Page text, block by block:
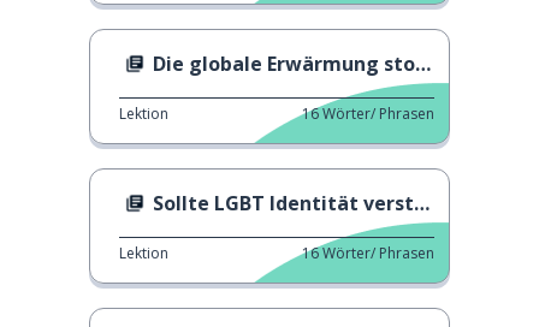
Die globale Erwärmung stoppen
Lektion 16Wörter/ Phrasen
Sollte LGBT Identität versteckt werden?
Lektion 16Wörter/ Phrasen